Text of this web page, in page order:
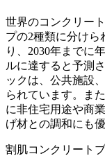
世界のコンクリー
プの2種類に分けら
り、2030年までに
ルに達すると予測
ックは、公共施設
られています。ま
に非住宅用途や商
げ材との調和にも
割肌コンクリート